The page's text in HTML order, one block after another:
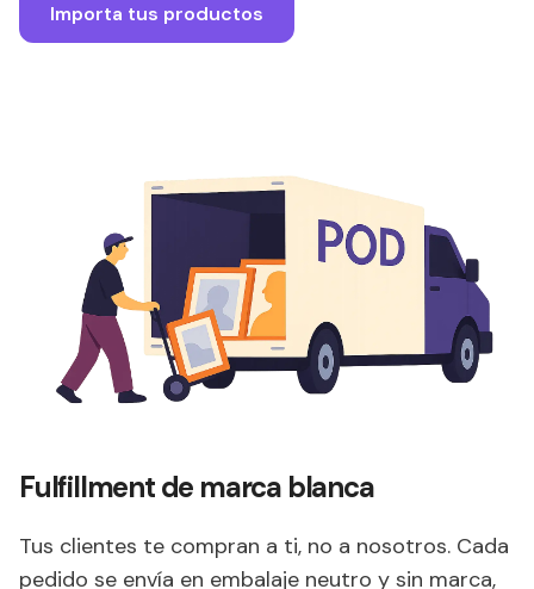
Importa tus productos
Fulfillment de marca blanca
Tus clientes te compran a ti, no a nosotros. Cada
pedido se envía en embalaje neutro y sin marca,